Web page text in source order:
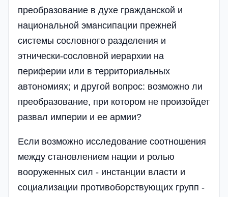
преобразование в духе гражданской и
национальной эмансипации прежней
системы сословного разделения и
этнически-сословной иерархии на
периферии или в территориальных
автономиях; и другой вопрос: возможно ли
преобразование, при котором не произойдет
развал империи и ее армии?
Если возможно исследование соотношения
между становлением нации и ролью
вооруженных сил - инстанции власти и
социализации противоборствующих групп -